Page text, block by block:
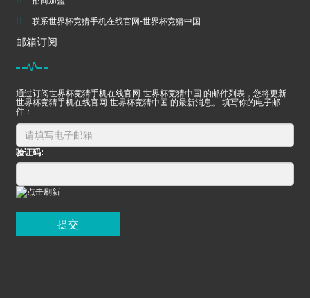
联系世界杯竞猜手机在线官网-世界杯竞猜中国
邮箱订阅
通过订阅世界杯竞猜手机在线官网-世界杯竞猜中国 的邮件列表，您将更新
世界杯竞猜手机在线官网-世界杯竞猜中国 的最新消息。 填写你的电子邮
件：
验证码:
提交